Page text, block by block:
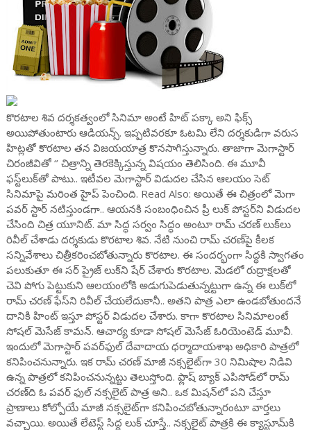
కొరటాల శివ దర్శకత్వంలో సినిమా అంటే హిట్ పక్కా అని ఫిక్స్
అయిపోతుంటారు ఆడియన్స్. ఇప్పటివరకూ ఓటమి లేని దర్శకుడిగా వరుస
హిట్లతో కొరటాల తన విజయయాత్ర కొనసాగిస్తున్నారు. తాజాగా మెగాస్టార్
చిరంజీవితో ‘’ చిత్రాన్ని తెరకెక్కిస్తున్న విషయం తెలిసింది. ఈ మూవీ
ఫస్ట్‌లుక్‌తో పాటు.. ఇటీవల మెగాస్టార్ విడుదల చేసిన ఆలయం సెట్
సినిమాపై మరింత హైప్ పెంచింది. Read Also: అయితే ఈ చిత్రంలో మెగా
పవర్ స్టార్ నటిస్తుండగా.. ఆయనకి సంబంధించిన ప్రీ లుక్ పోస్టర్‌ని విడుదల
చేసింది చిత్ర యూనిట్. మా సిద్ధ సర్వం సిద్ధం అంటూ రామ్ చరణ్ లుక్‌లు
రివీల్ చేశాడు దర్శకుడు కొరటాల శివ. నేటి నుంచి రామ్ చరణ్‌పై కీలక
సన్నివేశాలు చిత్రీకరించబోతున్నారు కొరటాల. ఈ సందర్భంగా సిద్ధకి స్వాగతం
పలుకుతూ ఈ సర్ ప్రైజ్ లుక్‌ని షేర్ చేశారు కొరటాల. మెడలో రుద్రాక్షలతో
చెవి పోగు పెట్టుకుని ఆలయంలోకి అడుగుపెడుతున్నట్టుగా ఉన్న ఈ లుక్‌లో
రామ్ చరణ్ ఫేస్‌ని రివీల్ చేయలేదుకానీ.. అతని పాత్ర ఎలా ఉండబోతుందనే
దానికి హింట్ ఇస్తూ పోస్టర్ విడుదల చేశారు. కాగా కొరటాల సినిమాలంటే
సోషల్ మెసేజ్ కామన్. ఆచార్య కూడా సోషల్ మెసేజ్ ఓరియెంటెడ్ మూవీ.
ఇందులో మెగాస్టార్ పవర్‌ఫుల్‌ దేవాదాయ ధర్మాదాయశాఖ అధికారి పాత్రలో
కనిపించనున్నారు. ఇక రామ్ చరణ్ మాజీ నక్సలైట్‌గా 30 నిమిషాల నిడివి
ఉన్న పాత్రలో కనిపించనున్నట్టు తెలుస్తోంది. ఫ్లాష్ బ్యాక్ ఎపిసోడ్‌లో రామ్
చరణ్‌ది ఓ పవర్ ఫుల్ నక్సలైట్ పాత్ర అని.. ఒక మిషన్‌లో పని చేస్తూ
ప్రాణాలు కోల్పోయే మాజీ నక్సలైట్‌గా కనిపించబోతున్నారంటూ వార్తలు
వచ్చాయి. అయితే లేటెస్ట్ సిద్ధ లుక్ చూస్తే.. నక్సలైట్ పాత్రకి ఈ క్యాస్టూమ్‌కి